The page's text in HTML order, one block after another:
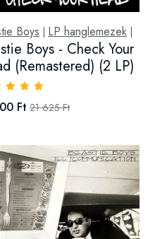
Boys LP hanglemezek
Boys - Check Your
(Remastered) (2 LP)
Ft 21 625 Ft